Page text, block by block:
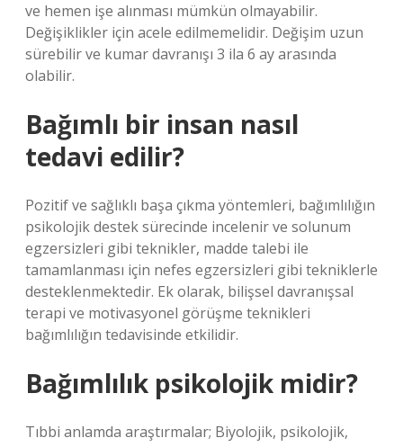
ve hemen işe alınması mümkün olmayabilir.
Değişiklikler için acele edilmemelidir. Değişim uzun
sürebilir ve kumar davranışı 3 ila 6 ay arasında
olabilir.
Bağımlı bir insan nasıl
tedavi edilir?
Pozitif ve sağlıklı başa çıkma yöntemleri, bağımlılığın
psikolojik destek sürecinde incelenir ve solunum
egzersizleri gibi teknikler, madde talebi ile
tamamlanması için nefes egzersizleri gibi tekniklerle
desteklenmektedir. Ek olarak, bilişsel davranışsal
terapi ve motivasyonel görüşme teknikleri
bağımlılığın tedavisinde etkilidir.
Bağımlılık psikolojik midir?
Tıbbi anlamda araştırmalar; Biyolojik, psikolojik,